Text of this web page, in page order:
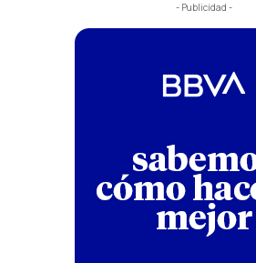
- Publicidad -